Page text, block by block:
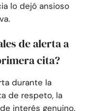
lo dejó ansioso
de alerta a
cita?
durante la
de respeto, la
interés genuino.